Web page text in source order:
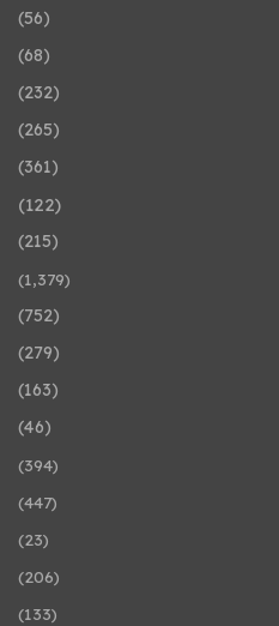
(56)
(68)
(232)
(265)
(361)
(122)
(215)
(1٬379)
(752)
(279)
(163)
(46)
(394)
(447)
(23)
(206)
(133)